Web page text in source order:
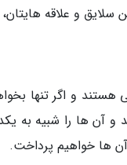
سلایق و علاقه
هستند و اگر تنها
و آن ها را شبیه به
ها خواهیم پرداخت.